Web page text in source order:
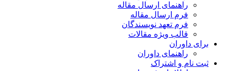
راهنمای ارسال مقاله
فرم ارسال مقاله
فرم تعهد نویسندگان
قالب ویژه مقالات
برای داوران
راهنمای داوران
ثبت نام و اشتراک